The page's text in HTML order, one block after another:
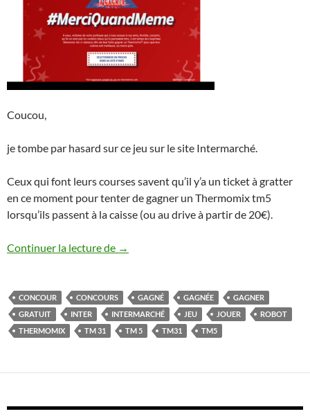
Coucou,
je tombe par hasard sur ce jeu sur le site Intermarché.
Ceux qui font leurs courses savent qu’il y’a un ticket à gratter
en ce moment pour tenter de gagner un Thermomix tm5
lorsqu’ils passent à la caisse (ou au drive à partir de 20€).
Continuer la lecture de Tentez de gagner un Thermomix avec
→
CONCOUR CONCOURS GAGNÉ GAGNÉE
GAGNER
GRATUIT
INTER INTERMARCHÉ JEU JOUER
ROBOT
THERMOMIX
TM 31 TM 5 TM31 TM5